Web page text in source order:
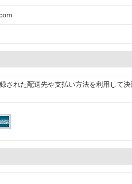
された配送先や支払い方法を利用して決